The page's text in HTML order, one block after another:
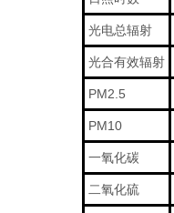
光电总辐射
光合有效辐射
PM2.5
PM10
一氧化碳
二氧化硫